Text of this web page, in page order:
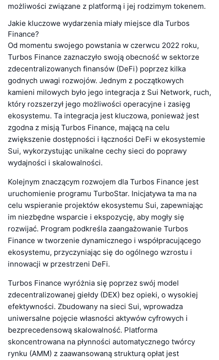
możliwości związane z platformą i jej rodzimym tokenem.
Jakie kluczowe wydarzenia miały miejsce dla Turbos
Finance?
Od momentu swojego powstania w czerwcu 2022 roku,
Turbos Finance zaznaczyło swoją obecność w sektorze
zdecentralizowanych finansów (DeFi) poprzez kilka
godnych uwagi rozwojów. Jednym z początkowych
kamieni milowych było jego integracja z Sui Network, ruch,
który rozszerzył jego możliwości operacyjne i zasięg
ekosystemu. Ta integracja jest kluczowa, ponieważ jest
zgodna z misją Turbos Finance, mającą na celu
zwiększenie dostępności i łączności DeFi w ekosystemie
Sui, wykorzystując unikalne cechy sieci do poprawy
wydajności i skalowalności.
Kolejnym znaczącym rozwojem dla Turbos Finance jest
uruchomienie programu TurboStar. Inicjatywa ta ma na
celu wspieranie projektów ekosystemu Sui, zapewniając
im niezbędne wsparcie i ekspozycję, aby mogły się
rozwijać. Program podkreśla zaangażowanie Turbos
Finance w tworzenie dynamicznego i współpracującego
ekosystemu, przyczyniając się do ogólnego wzrostu i
innowacji w przestrzeni DeFi.
Turbos Finance wyróżnia się poprzez swój model
zdecentralizowanej giełdy (DEX) bez opieki, o wysokiej
efektywności. Zbudowany na sieci Sui, wprowadza
uniwersalne pojęcie własności aktywów cyfrowych i
bezprecedensową skalowalność. Platforma
skoncentrowana na płynności automatycznego twórcy
rynku (AMM) z zaawansowaną strukturą opłat jest